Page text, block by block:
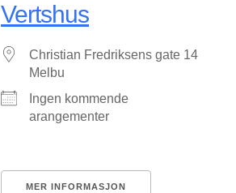
Vertshus
Christian Fredriksens gate 14
Melbu
Ingen kommende
arangementer
MER INFORMASJON